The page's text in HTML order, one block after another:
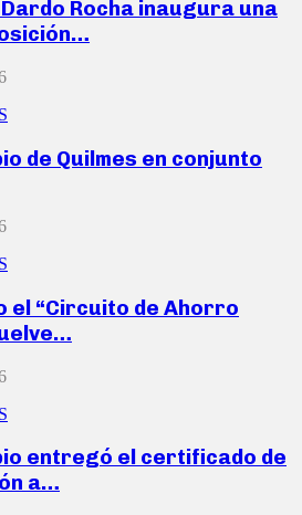
Dardo Rocha inaugura una
de Quilmes en conjunto
el “Circuito de Ahorro
entregó el certificado de
a…